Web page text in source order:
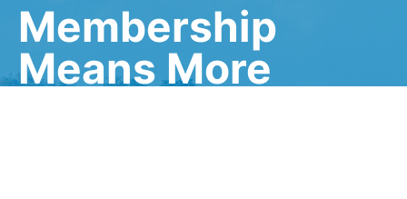
Membership
Means More